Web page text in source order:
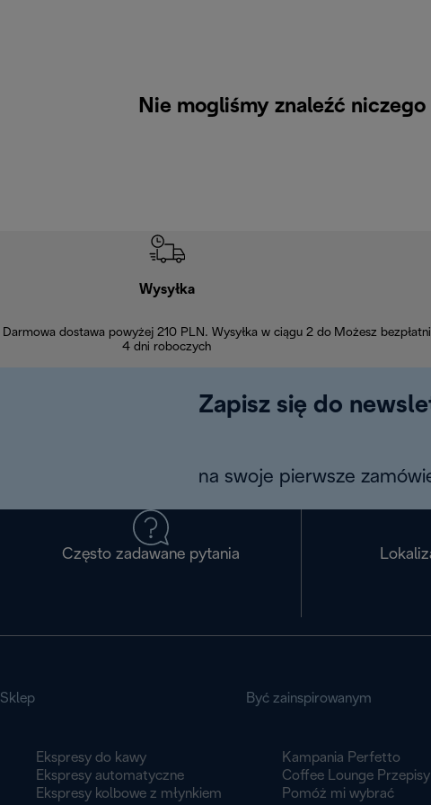
Nie mogliśmy znaleźć
Wysyłka
Darmowa dostawa powyżej 210 PLN. Wysyłka w ciągu 2 do
4 dni roboczych
Możesz
Zapisz się do
na swoje pierwsze
Często zadawane pytania
Sklep
Ekspresy do kawy
Ekspresy automatyczne
Ekspresy kolbowe z młynkiem
Być zainspirowanym
Kampania Perfetto
Coffee Lounge Przepisy
Pomóż mi wybrać